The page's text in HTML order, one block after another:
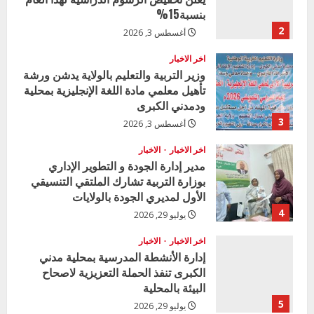
2
بنسبة15%
أغسطس 3, 2026
3
اخر الاخبار
وزير التربية والتعليم بالولاية يدشن ورشة
تأهيل معلمي مادة اللغة الإنجليزية بمحلية
ودمدني الكبرى
أغسطس 3, 2026
4
اخر الاخبار الاخبار
مدير إدارة الجودة و التطوير الإداري
بوزارة التربية تشارك الملتقي التنسيقي
الأول لمديري الجودة بالولايات
يوليو 29, 2026
5
اخر الاخبار الاخبار
إدارة الأنشطة المدرسية بمحلية مدني
الكبرى تنفذ الحملة التعزيزية لاصحاح
البيئة بالمحلية
يوليو 29, 2026